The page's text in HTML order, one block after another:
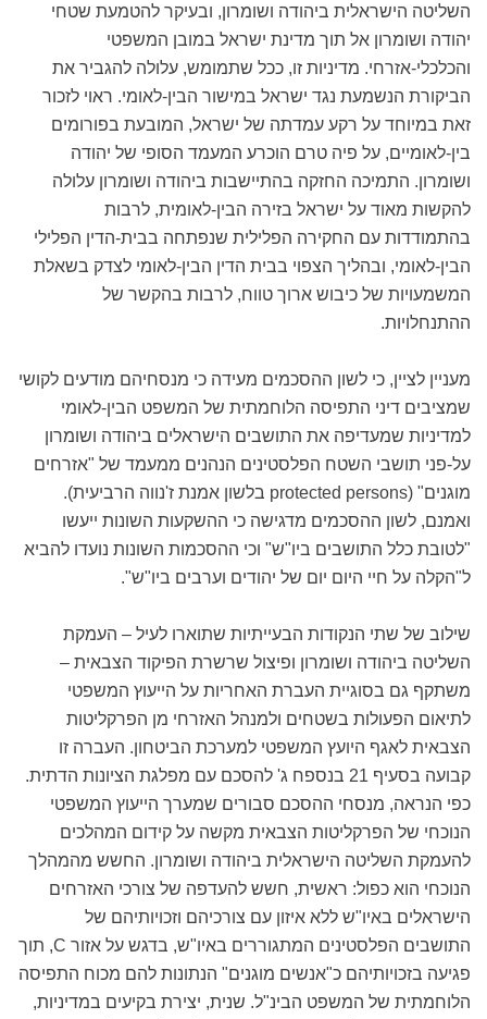
השליטה הישראלית ביהודה ושומרון, ובעיקר להטמעת שטחי
יהודה ושומרון אל תוך מדינת ישראל במובן המשפטי
והכלכלי-אזרחי. מדיניות זו, ככל שתמומש, עלולה להגביר את
הביקורת הנשמעת נגד ישראל במישור הבין-לאומי. ראוי לזכור
זאת במיוחד על רקע עמדתה של ישראל, המובעת בפורומים
בין-לאומיים, על פיה טרם הוכרע המעמד הסופי של יהודה
ושומרון. התמיכה החזקה בהתיישבות ביהודה ושומרון עלולה
להקשות מאוד על ישראל בזירה הבין-לאומית, לרבות
בהתמודדות עם החקירה הפלילית שנפתחה בבית-הדין הפלילי
הבין-לאומי, ובהליך הצפוי בבית הדין הבין-לאומי לצדק בשאלת
המשמעויות של כיבוש ארוך טווח, לרבות בהקשר של
ההתנחלויות.
מעניין לציין, כי לשון ההסכמים מעידה כי מנסחיהם מודעים לקושי
שמציבים דיני התפיסה הלוחמתית של המשפט הבין-לאומי
למדיניות שמעדיפה את התושבים הישראלים ביהודה ושומרון
על-פני תושבי השטח הפלסטינים הנהנים ממעמד של "אזרחים
מוגנים" (protected persons בלשון אמנת ז'נווה הרביעית).
ואמנם, לשון ההסכמים מדגישה כי ההשקעות השונות ייעשו
"לטובת כלל התושבים ביו"ש" וכי ההסכמות השונות נועדו להביא
ל"הקלה על חיי היום יום של יהודים וערבים ביו"ש".
שילוב של שתי הנקודות הבעייתיות שתוארו לעיל – העמקת
השליטה ביהודה ושומרון ופיצול שרשרת הפיקוד הצבאית –
משתקף גם בסוגיית העברת האחריות על הייעוץ המשפטי
לתיאום הפעולות בשטחים ולמנהל האזרחי מן הפרקליטות
הצבאית לאגף היועץ המשפטי למערכת הביטחון. העברה זו
קבועה בסעיף 21 בנספח ג' להסכם עם מפלגת הציונות הדתית.
כפי הנראה, מנסחי ההסכם סבורים שמערך הייעוץ המשפטי
הנוכחי של הפרקליטות הצבאית מקשה על קידום המהלכים
להעמקת השליטה הישראלית ביהודה ושומרון. החשש מהמהלך
הנוכחי הוא כפול: ראשית, חשש להעדפה של צורכי האזרחים
הישראלים באיו"ש ללא איזון עם צורכיהם וזכויותיהם של
התושבים הפלסטינים המתגוררים באיו"ש, בדגש על אזור C, תוך
פגיעה בזכויותיהם כ"אנשים מוגנים" הנתונות להם מכוח התפיסה
הלוחמתית של המשפט הבינ"ל. שנית, יצירת בקיעים במדיניות,